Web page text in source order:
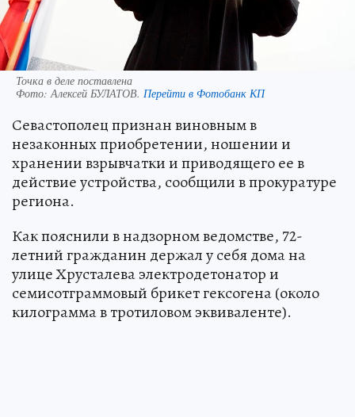
Точка в деле поставлена
Фото:Алексей БУЛАТОВ. Перейти в Фотобанк КП
Севастополец признан виновным в
незаконных приобретении, ношении и
хранении взрывчатки и приводящего ее в
действие устройства, сообщили в прокуратуре
региона.
Как пояснили в надзорном ведомстве, 72-
летний гражданин держал у себя дома на
улице Хрусталева электродетонатор и
семисотграммовый брикет гексогена (около
килограмма в тротиловом эквиваленте).